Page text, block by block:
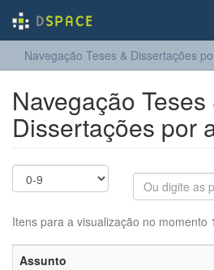
Navegação Teses & Dissertações
Navegação Teses
Dissertações por
Itens para a visualização no momento
Assunto